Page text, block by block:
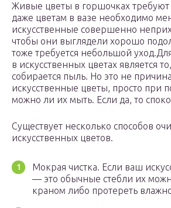
Живые цветы в горшочках требуют
даже цветам в вазе необходимо
искусственные совершенно
чтобы они выглядели хорошо
тоже требуется небольшой
в искусственных цветах является
собирается пыль. Но это не
искусственные цветы, просто при
можно ли их мыть. Если да, то
Существует несколько способов
искусственных цветов.
Мокрая чистка. Если ваш
— это обычные стебли их
краном либо протереть